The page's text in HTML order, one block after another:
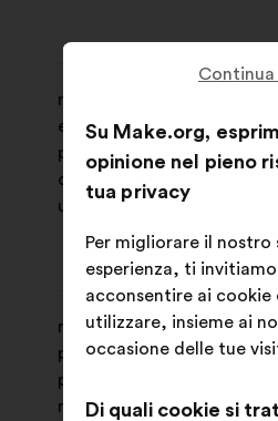
make-user-id: questo
effettuare l'accesso dopo
personale su Make.org.
connetterti
utente.
make-cookie-
permetterà di tenere
preferenze relative
nostro servizio.
Su Make.org,
opinione nel pieno
tua privacy
Per migliorare il nostro
esperienza, ti invitiamo
acconsentire ai cookie
utilizzare, insieme ai
occasione delle tue
Di quali cookie si